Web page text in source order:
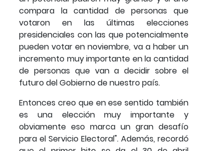
compara la cantidad de personas que
votaron en las últimas elecciones
presidenciales con las que potencialmente
pueden votar en noviembre, va a haber un
incremento muy importante en la cantidad
de personas que van a decidir sobre el
futuro del Gobierno de nuestro país.
Entonces creo que en ese sentido también
es una elección muy importante y
obviamente eso marca un gran desafío
para el Servicio Electoral". Además, recordó